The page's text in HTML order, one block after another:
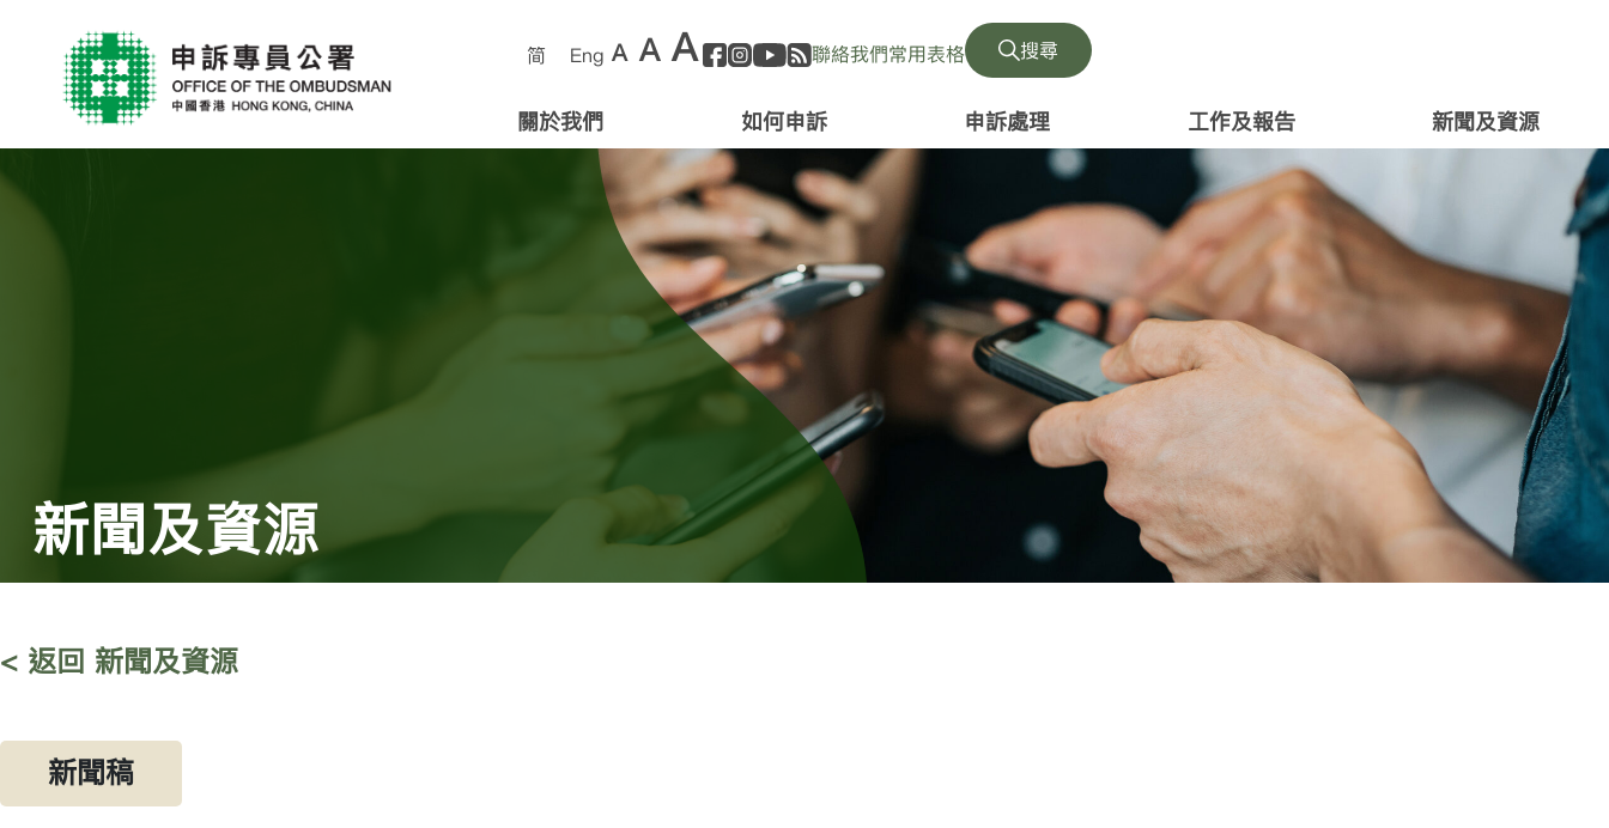
简 Eng A A A 聯絡我們常用表格 搜尋
關於我們 如何申訴 申訴處理 工作及報告 新聞及資源
新聞及資源
< 返回 新聞及資源
新聞稿